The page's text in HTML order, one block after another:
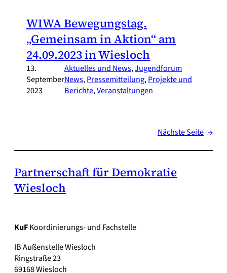
WIWA Bewegungstag.
„Gemeinsam in Aktion“ am
24.09.2023 in Wiesloch
13.
September
2023
Aktuelles und News, Jugendforum
News, Pressemitteilung, Projekte und
Berichte, Veranstaltungen
Nächste Seite →
Partnerschaft für Demokratie
Wiesloch
KuFKoordinierungs- und Fachstelle
IB Außenstelle Wiesloch
Ringstraße 23
69168 Wiesloch